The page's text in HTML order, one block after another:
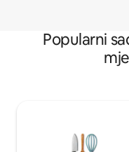
Popularni